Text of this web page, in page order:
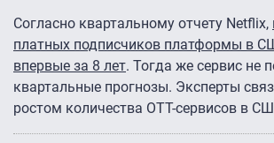
Согласно квартальному отчету Netflix,
платных подписчиков платформы в
впервые за 8 лет. Тогда же сервис не
квартальные прогнозы. Эксперты
ростом количества OTT-сервисов в